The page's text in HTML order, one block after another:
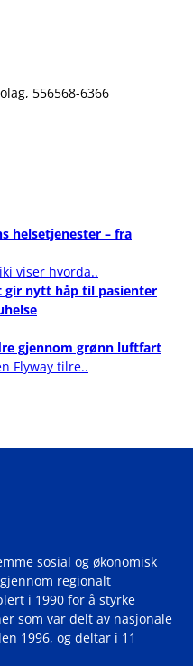
556568-6366
helsetjenester – fra
viser hvorda..
gir nytt håp til pasienter
gjennom grønn luftfart
Flyway tilre..
sosial og økonomisk
regionalt
i 1990 for å styrke
som var delt av nasjonale
1996, og deltar i 11